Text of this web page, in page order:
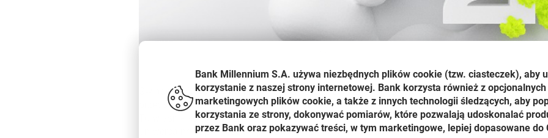
Świadomość kulturotwórczej roli biznesu oraz poczucie misji społecznej to wyróżnik
przedsiębiorstw, które na etapie kreowania strategii marketingowych stawiają̨ na wspieranie
To właśnie kultura wyznacza nowe kierunki myślenia, skłania do refleksji i jak żadna inna
uniwersalną odpowiedź na potrzebę wspólnoty. To nie dodatek do naszej codzienności – to
Bank Millennium S.A. używa niezbędnych plikówcookie (tzw. ciasteczek), aby
korzystanie z naszej strony internetowej. Bank korzysta również z
marketingowych plików cookie, a także z innych technologii śledzących, aby
korzystania ze strony, dokonywać pomiarów, które pozwalają udoskonalać
przez Bank oraz pokazywać treści, w tym marketingowe, lepiej dopasowane do